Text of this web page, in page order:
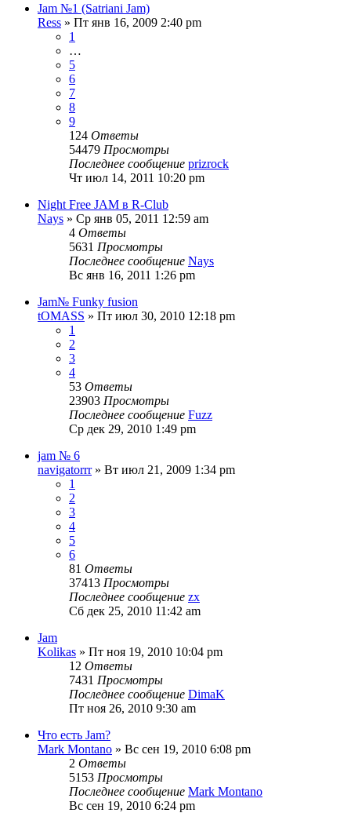
Jam №1 (Satriani Jam)
Ress » Пт янв 16, 2009 2:40 pm
1
…
5
6
7
8
9
124 Ответы
54479 Просмотры
Последнее сообщение prizrock
Чт июл 14, 2011 10:20 pm
Night Free JAM в R-Club
Nays » Ср янв 05, 2011 12:59 am
4 Ответы
5631 Просмотры
Последнее сообщение Nays
Вс янв 16, 2011 1:26 pm
Jam№ Funky fusion
tOMASS » Пт июл 30, 2010 12:18 pm
1
2
3
4
53 Ответы
23903 Просмотры
Последнее сообщение Fuzz
Ср дек 29, 2010 1:49 pm
jam № 6
navigatorrr» Вт июл 21, 2009 1:34 pm
1
2
3
4
5
6
81 Ответы
37413 Просмотры
Последнее сообщение zx
Сб дек 25, 2010 11:42 am
Jam
Kolikas » Пт ноя 19, 2010 10:04 pm
12 Ответы
7431 Просмотры
Последнее сообщение DimaK
Пт ноя 26, 2010 9:30 am
Что есть Jam?
Mark Montano » Вс сен 19, 2010 6:08 pm
2 Ответы
5153 Просмотры
Последнее сообщение Mark Montano
Вс сен 19, 2010 6:24 pm